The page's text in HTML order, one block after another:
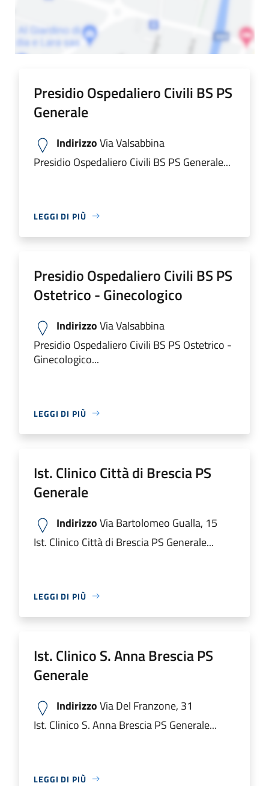
Presidio Ospedaliero Civili BS PS
Generale
IndirizzoVia Valsabbina
Presidio Ospedaliero Civili BS PS Generale...
LEGGI DI PIÙ
Presidio Ospedaliero Civili BS PS
Ostetrico - Ginecologico
IndirizzoVia Valsabbina
Presidio Ospedaliero Civili BS PS Ostetrico -
Ginecologico...
LEGGI DI PIÙ
Ist. Clinico Città di Brescia PS
Generale
IndirizzoVia Bartolomeo Gualla, 15
Ist. Clinico Città di Brescia PS Generale...
LEGGI DI PIÙ
Ist. Clinico S. Anna Brescia PS
Generale
IndirizzoVia Del Franzone, 31
Ist. Clinico S. Anna Brescia PS Generale...
LEGGI DI PIÙ